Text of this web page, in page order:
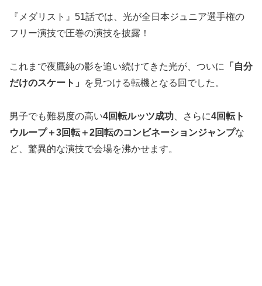
『メダリスト』51話では、光が全日本ジュニア選手権の
フリー演技で圧巻の演技を披露！
これまで夜鷹純の影を追い続けてきた光が、ついに
「自分
だけのスケート」
を見つける転機となる回でした。
男子でも難易度の高い4回転ルッツ成功 、さらに4回転ト
ウループ＋3回転＋2回転のコンビネーションジャンプな
ど、驚異的な演技で会場を沸かせます。